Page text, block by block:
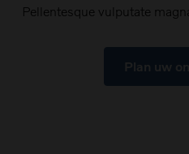
Pellentesque vulputate
Plan uw